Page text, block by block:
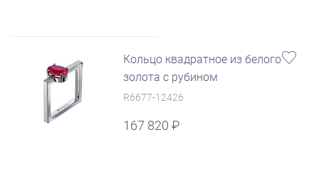
Кольцо квадратное из белого
золота с рубином
R6677-12426
167 820